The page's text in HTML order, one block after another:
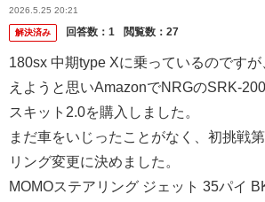
2026.5.25 20:21
解決済み 回答数： 1 閲覧数： 27
180sx 中期type Xに乗っているのです
えようと思いAmazonでNRGのSRK-
スキット2.0を購入しました。
まだ車をいじったことがなく、初挑戦
リング変更に決めました。
MOMOステアリング ジェット 35パイ